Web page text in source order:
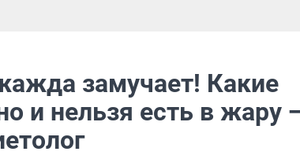
замучает! Какие
и нельзя есть в жару